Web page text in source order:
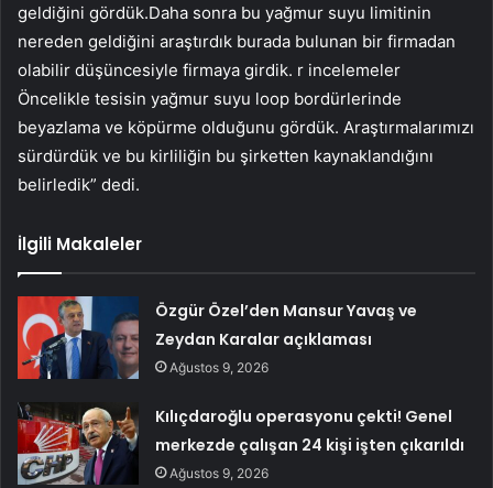
geldiğini gördük.Daha sonra bu yağmur suyu limitinin
nereden geldiğini araştırdık burada bulunan bir firmadan
olabilir düşüncesiyle firmaya girdik. r incelemeler
Öncelikle tesisin yağmur suyu loop bordürlerinde
beyazlama ve köpürme olduğunu gördük. Araştırmalarımızı
sürdürdük ve bu kirliliğin bu şirketten kaynaklandığını
belirledik” dedi.
İlgili Makaleler
Özgür Özel’den Mansur Yavaş ve
Zeydan Karalar açıklaması
Ağustos 9, 2026
Kılıçdaroğlu operasyonu çekti! Genel
merkezde çalışan 24 kişi işten çıkarıldı
Ağustos 9, 2026